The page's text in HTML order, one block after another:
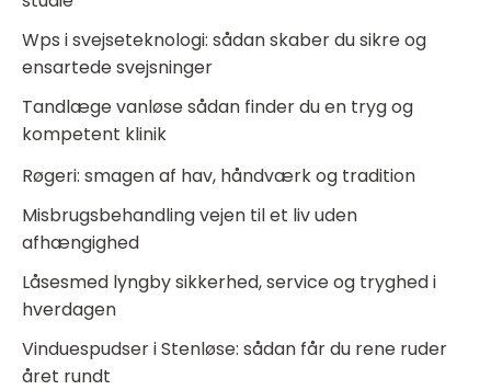
Wps i svejseteknologi: sådan skaber du sikre og
ensartede svejsninger
Tandlæge vanløse sådan finder du en tryg og
kompetent klinik
Røgeri: smagen af hav, håndværk og tradition
Misbrugsbehandling vejen til et liv uden
afhængighed
Låsesmed lyngby sikkerhed, service og tryghed i
hverdagen
Vinduespudser i Stenløse: sådan får du rene ruder
året rundt